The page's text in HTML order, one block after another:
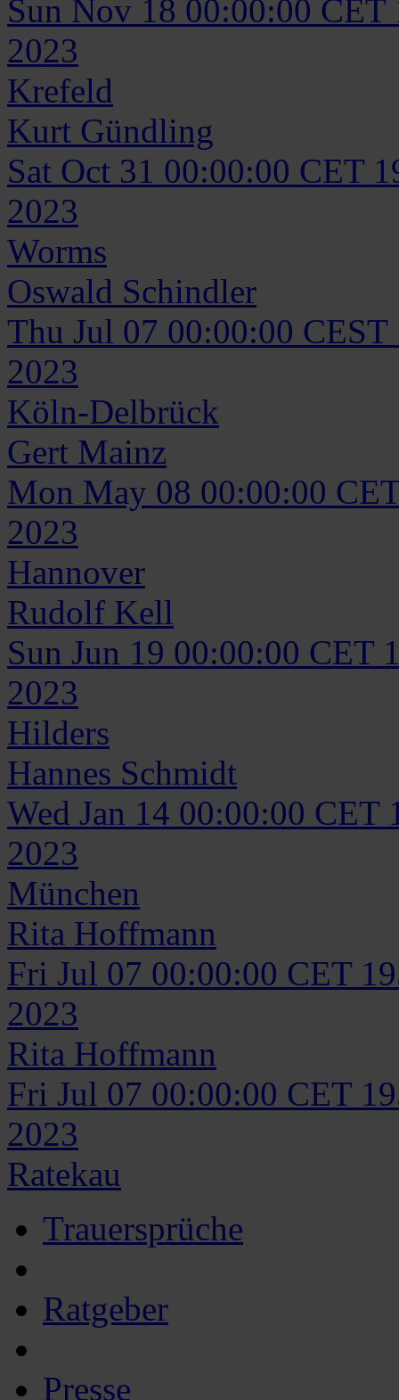
Sun Nov 18 00:00:00 CET
2023
Krefeld
Kurt Gündling
Sat Oct 31 00:00:00 CET
2023
Worms
Oswald Schindler
Thu Jul 07 00:00:00 CEST
2023
Köln-Delbrück
Gert Mainz
Mon May 08 00:00:00
2023
Hannover
Rudolf Kell
Sun Jun 19 00:00:00 CET
2023
Hilders
Hannes Schmidt
Wed Jan 14 00:00:00 CET
2023
München
Rita Hoffmann
Fri Jul 07 00:00:00 CET
2023
Rita Hoffmann
Fri Jul 07 00:00:00 CET
2023
Ratekau
Trauersprüche
Ratgeber
Presse